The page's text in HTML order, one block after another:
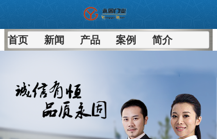
首页 新闻 产品 案例 简介